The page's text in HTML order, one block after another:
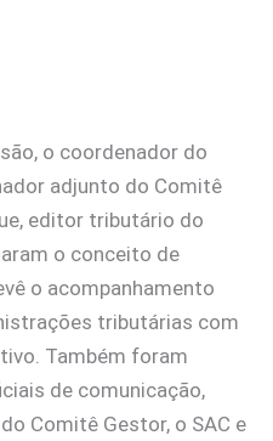
o coordenador do
adjunto do Comitê
editor tributário do
o conceito de
o acompanhamento
tributárias com
Também foram
de comunicação,
Comitê Gestor, o SAC e